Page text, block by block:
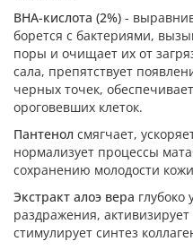
ВНА-кислота (2%) -
борется с бактериями,
поры и очищает их от
сала, препятствует
черных точек,
ороговевших клеток.
Пантенол смягчает,
нормализует процессы
сохранению молодости
Экстракт алоэ вера глубоко
раздражения,
стимулирует синтез